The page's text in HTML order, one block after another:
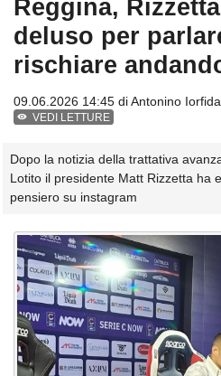
Reggina,
deluso per
rischiare
09.06.2026 14:45 diAntonino Iorfida
VEDI LETTURE
Dopo la notizia della trattativa
Lotito il presidente Matt Rizzetta ha
pensiero su instagram